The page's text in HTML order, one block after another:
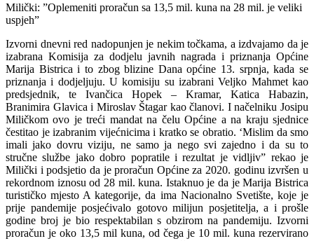
Milički: ”Oplemeniti proračun sa 13,5 mil. kuna na 28 mil. je veliki
uspjeh”
Izvorni dnevni red nadopunjen je nekim točkama, a izdvajamo da je
izabrana Komisija za dodjelu javnih nagrada i priznanja Općine
Marija Bistrica i to zbog blizine Dana općine 13. srpnja, kada se
priznanja i dodjeljuju. U komisiju su izabrani Veljko Mahmet kao
predsjednik, te Ivančica Hopek – Kramar, Katica Habazin,
Branimira Glavica i Miroslav Štagar kao članovi. I načelniku Josipu
Miličkom ovo je treći mandat na čelu Općine a na kraju sjednice
čestitao je izabranim vijećnicima i kratko se obratio. ‘Mislim da smo
imali jako dovru viziju, ne samo ja nego svi zajedno i da su to
stručne službe jako dobro popratile i rezultat je vidljiv” rekao je
Milički i podsjetio da je proračun Općine za 2020. godinu izvršen u
rekordnom iznosu od 28 mil. kuna. Istaknuo je da je Marija Bistrica
turističko mjesto A kategorije, da ima Nacionalno Svetište, koje je
prije pandemije posjećivalo gotovo milijun posjetitelja, a i prošle
godine broj je bio respektabilan s obzirom na pandemiju. Izvorni
proračun je oko 13,5 mil kuna, od čega je 10 mil. kuna rezervirano